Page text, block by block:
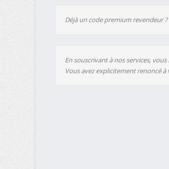
Déjà un code premium revendeur ?
En souscrivant à nos services,
Vous avez explicitement renoncé